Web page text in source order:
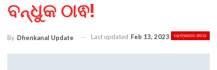
ବନ୍ଧୁକ ଠାଵ!
ଢେଙ୍କାନାଳ ଖବର
By Dhenkanal Update Last updated Feb 13, 2023